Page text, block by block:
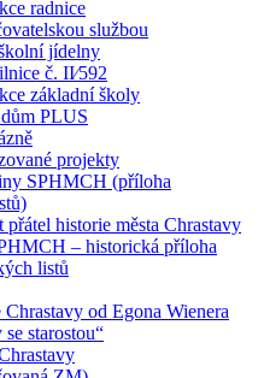
radnice
službou
jídelny
č. II⁄592
základní školy
PLUS
projekty
SPHMCH (příloha
přátel historie města Chrastavy
– historická příloha
listů
od Egona Wienera
starostou“